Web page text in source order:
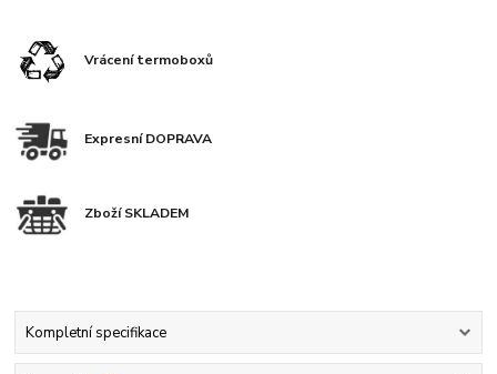
Vrácení termoboxů
Expresní DOPRAVA
Zboží SKLADEM
Kompletní specifikace